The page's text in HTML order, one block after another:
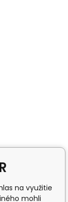
na využitie
mohli